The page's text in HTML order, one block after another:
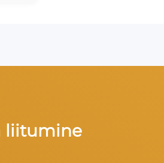
liitumine